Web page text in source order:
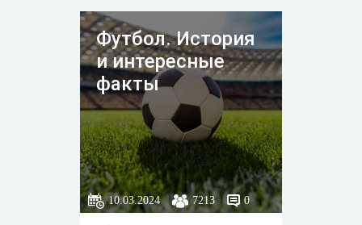
Футбол. История
и интересные
факты
10.03.2024 7213 0